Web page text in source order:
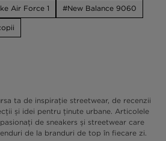
Air Force 1 New Balance 9060
ta de inspirație streetwear, de recenzii
și idei pentru ținute urbane. Articolele
de sneakers și streetwear care
de la branduri de top în fiecare zi.